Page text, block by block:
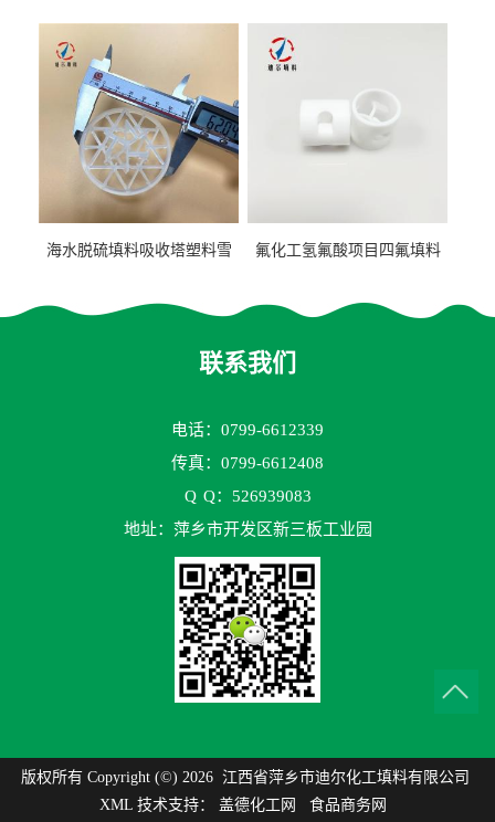
海水脱硫填料吸收塔塑料雪
氟化工氢氟酸项目四氟填料
蚀
联系我们
电话：0799-6612339
传真：0799-6612408
Q Q：526939083
地址：萍乡市开发区新三板工业园
版权所有 Copyright (©) 2026 江西省萍乡市迪尔化工填料有限公司
XML 技术支持： 盖德化工网 食品商务网